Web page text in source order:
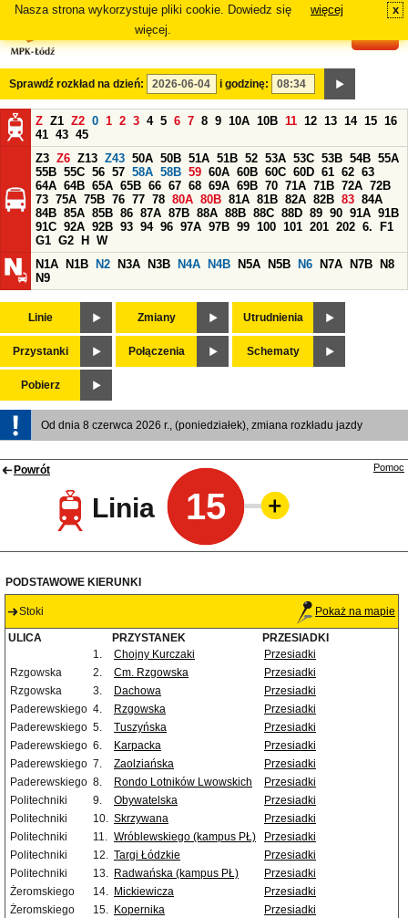
Nasza strona wykorzystuje pliki cookie. Dowiedz się
więcej.
więcej x
Sprawdź rozkład na dzień: i godzinę:
Z Z1 Z2 0 1 2 3 4 5 6 7 8 9 10A 10B 11 12 13 14 15 16
41 43 45
Z3 Z6 Z13 Z43 50A 50B 51A 51B 52 53A 53C 53B 54B 55A
55B 55C 56 57 58A 58B 59 60A 60B 60C 60D 61 62 63
64A 64B 65A 65B 66 67 68 69A 69B 70 71A 71B 72A 72B
73 75A 75B 76 77 78 80A 80B 81A 81B 82A 82B 83 84A
84B 85A 85B 86 87A 87B 88A 88B 88C 88D 89 90 91A 91B
91C 92A 92B 93 94 96 97A 97B 99 100 101 201 202 6.
F1
G1 G2 H
W
N1A
N1B N2 N3A N3B N4A N4B N5A N5B N6 N7A N7B
N8
N9
Linie Zmiany Utrudnienia
Przystanki Połączenia Schematy
Pobierz
Od dnia 8 czerwca 2026 r., (poniedziałek), zmiana rozkładu jazdy
Powrót
Linia 15
Pomoc
PODSTAWOWE KIERUNKI
Stoki Pokaż na mapie
ULICA PRZYSTANEK
PRZESIADKI
1.
Chojny Kurczaki
Przesiadki
Rzgowska
2. Cm. Rzgowska
Przesiadki
Rzgowska
3. Dachowa
Przesiadki
Paderewskiego 4. Rzgowska
Przesiadki
Paderewskiego 5. Tuszyńska
Przesiadki
Paderewskiego 6. Karpacka
Przesiadki
Paderewskiego 7. Zaolziańska
Przesiadki
Paderewskiego 8. Rondo Lotników Lwowskich
Przesiadki
Politechniki
9. Obywatelska
Przesiadki
Politechniki
10. Skrzywana
Przesiadki
Politechniki
11. Wróblewskiego (kampus PŁ)
Przesiadki
Politechniki
12. Targi Łódzkie
Przesiadki
Politechniki
13. Radwańska (kampus PŁ)
Przesiadki
Żeromskiego
14. Mickiewicza
Przesiadki
Żeromskiego
15. Kopernika
Przesiadki